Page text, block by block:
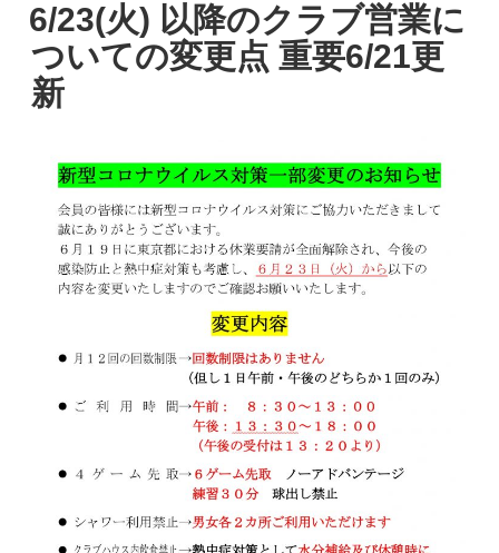
6/23(火) 以降のクラブ営業に
ついての変更点 重要6/21更
新